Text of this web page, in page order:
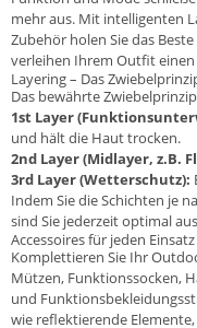
mehr aus. Mit intelligenten
Zubehör holen Sie das
verleihen Ihrem Outfit
Layering – Das
Das bewährte
1st Layer
und hält die Haut trocken.
2nd Layer (Midlayer, z.B.
3rd Layer (Wetterschutz):
Indem Sie die Schichten je
sind Sie jederzeit optimal
Accessoires für jeden Einsatz
Komplettieren Sie Ihr
Mützen, Funktionssocken,
und
wie reflektierende